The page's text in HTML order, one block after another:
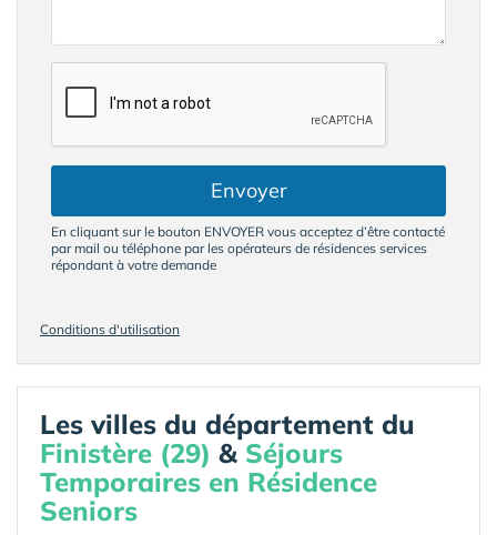
Envoyer
En cliquant sur le bouton ENVOYER vous acceptez d’être contacté
par mail ou téléphone par les opérateurs de résidences services
répondant à votre demande
Conditions d'utilisation
Les villes du département du
Finistère (29) & Séjours
Temporaires en Résidence
Seniors